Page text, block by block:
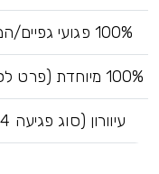
100% פגועי גפיים/המיפלג/רגליים
100% מיוחדת (פרט לסוג פגיעה 94)
עיוורון (סוג פגיעה 94), 100%+